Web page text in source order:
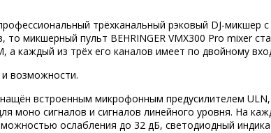
трёхканальный рэковый DJ-микшер
микшерный пульт BEHRINGER VMX300 Pro mixer
а каждый из трёх его каналов имеет по двойному
возможности.
встроенным микрофонным предусилителем
моно сигналов и сигналов линейного уровня. На
ослабления до 32 дБ, светодиодный